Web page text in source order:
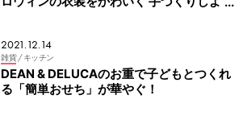
2021.12.14
雑貨 / キッチン
DEAN & DELUCAのお重で子どもとつくれ
る「簡単おせち」が華やぐ！